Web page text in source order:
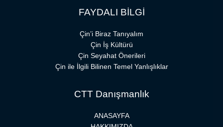
FAYDALI BİLGİ
Çin’i Biraz Tanıyalım
Çin İş Kültürü
Çin Seyahat Önerileri
Çin ile İlgili Bilinen Temel Yanlışlıklar
CTT Danışmanlık
ANASAYFA